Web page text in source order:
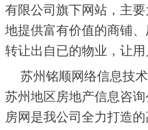
有限公司旗下网站，主
地提供富有价值的商铺
转让出自已的物业，让
苏州铭顺网络信息技术
苏州地区房地产信息咨
房网是我公司全力打造